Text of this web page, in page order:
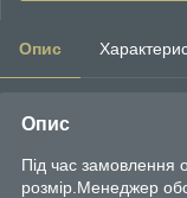
Опис
Опис
Під час замовлення
розмір.Менеджер